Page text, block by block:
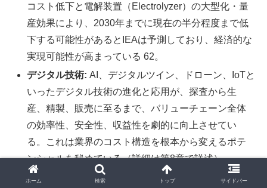
コスト低下と電解装置（Electrolyzer）の大型化・量
産効果により、2030年までに現在の半分程度まで低
下する可能性があるとIEAは予測しており、経済的な
実現可能性が高まっている 62。
デジタル技術: AI、デジタルツイン、ドローン、IoTと
いったデジタル技術の進化と応用が、探査から生
産、精製、販売に至るまで、バリューチェーン全体
の効率性、安全性、収益性を劇的に向上させてい
る。これは業界のコスト構造を根本から変えるポテ
ンシャルを秘めている（詳細は第8章で詳述）。
ホーム 検索 トップ サイドバー